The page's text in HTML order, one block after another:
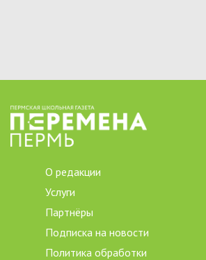
О редакции
Услуги
Партнёры
Подписка на новости
Политика обработки